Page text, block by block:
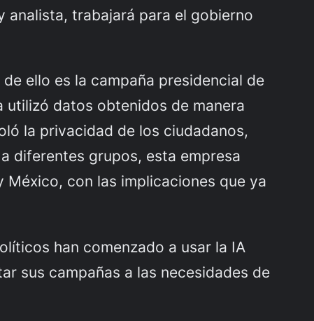
analista, trabajará para el gobierno
ello es la campaña presidencial de
utilizó datos obtenidos de manera
la privacidad de los ciudadanos,
diferentes grupos, esta empresa
con las implicaciones que ya
han comenzado a usar la IA
sus campañas a las necesidades de